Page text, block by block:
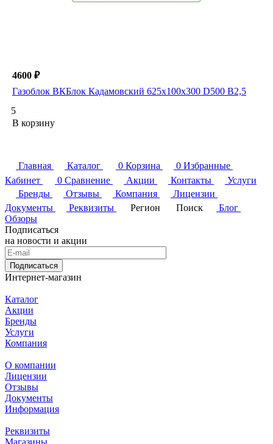
4600 ₽
Газоблок ВКБлок Кадамовский 625х100х300 D500 B2,5
5
В корзину
Главная Каталог 0 Корзина 0 Избранные
Кабинет
0 Сравнение Акции Контакты
Услуги
Бренды
Отзывы Компания
Лицензии
Документы
Реквизиты Регион Поиск
Блог
Обзоры
Подписаться
на новости и акции
Подписаться
Интернет-магазин
Каталог
Акции
Бренды
Услуги
Компания
О компании
Лицензии
Отзывы
Документы
Информация
Реквизиты
Магазины